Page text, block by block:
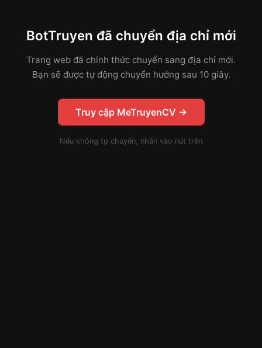
BotTruyen đã chuyển địa chỉ mới
Trang web đã chính thức chuyển sang địa chỉ mới.
Bạn sẽ được tự động chuyển hướng sau 10 giây.
Truy cập MeTruyenCV →
Nếu không tự chuyển, nhấn vào nút trên